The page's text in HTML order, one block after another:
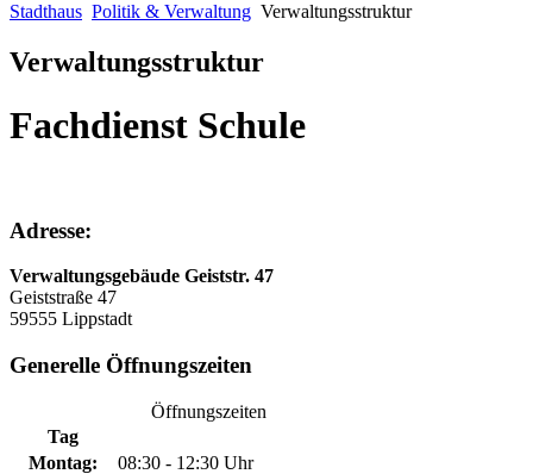
Stadthaus Politik & Verwaltung Verwaltungsstruktur
Verwaltungsstruktur
Fachdienst Schule
Adresse:
Verwaltungsgebäude Geiststr. 47
Geiststraße 47
59555 Lippstadt
Generelle Öffnungszeiten
Öffnungszeiten
Tag
Montag:
08:30 - 12:30 Uhr